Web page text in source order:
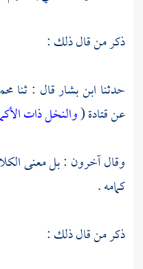
ذكر من قال ذلك :
حدثنا ابن بشارقال : ثنا
عنقتادة(والنخل ذات
وقال آخرون : بل معنى
كمامه .
ذكر من قال ذلك :